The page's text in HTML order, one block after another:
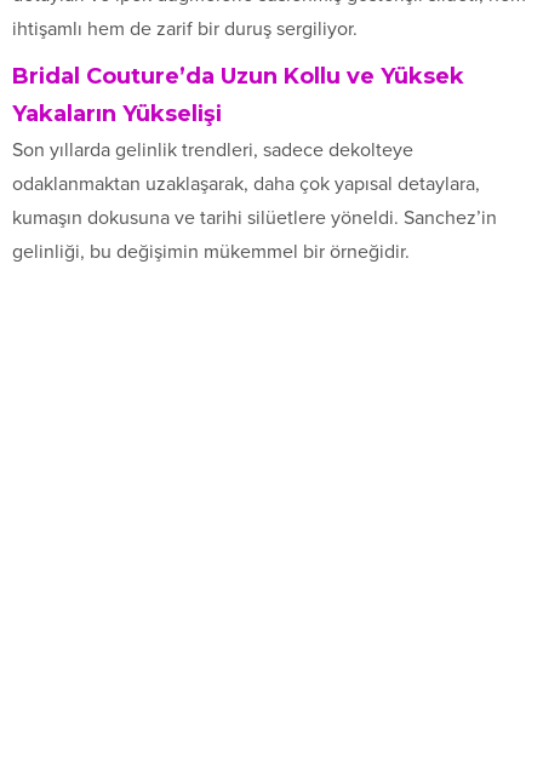
ihtişamlı hem de zarif bir duruş sergiliyor.
Bridal Couture’da Uzun Kollu ve Yüksek
Yakaların Yükselişi
Son yıllarda gelinlik trendleri, sadece dekolteye
odaklanmaktan uzaklaşarak, daha çok yapısal detaylara,
kumaşın dokusuna ve tarihi silüetlere yöneldi. Sanchez’in
gelinliği, bu değişimin mükemmel bir örneğidir.